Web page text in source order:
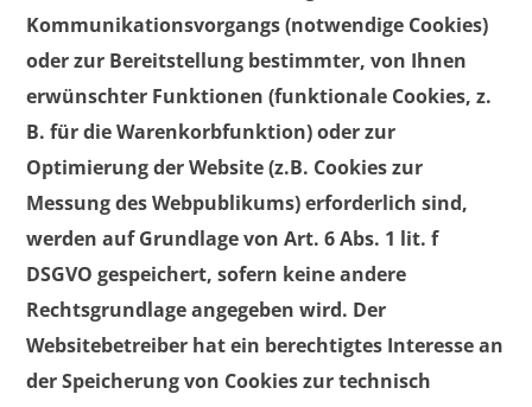
Kommunikationsvorgangs (notwendige Cookies)
oder zur Bereitstellung bestimmter, von Ihnen
erwünschter Funktionen (funktionale Cookies, z.
B. für die Warenkorbfunktion) oder zur
Optimierung der Website (z.B. Cookies zur
Messung des Webpublikums) erforderlich sind,
werden auf Grundlage von Art. 6 Abs. 1 lit. f
DSGVO gespeichert, sofern keine andere
Rechtsgrundlage angegeben wird. Der
Websitebetreiber hat ein berechtigtes Interesse an
der Speicherung von Cookies zur technisch